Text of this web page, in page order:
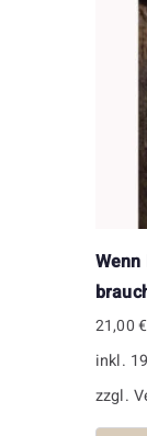
21,00€
inkl.
zzgl.